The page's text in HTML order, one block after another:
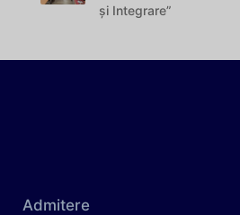
și Integrare”
Admitere